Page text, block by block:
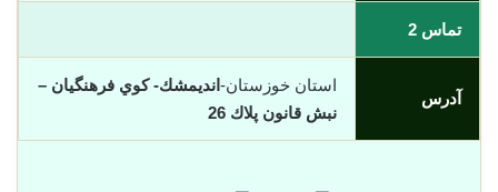
تماس 2
آدرس
استان خوزستان- انديمشك- كوي فرهنگيان –
نبش قانون پلاك 26